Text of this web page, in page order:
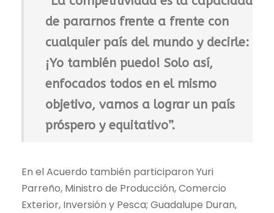
de pararnos frente a frente con
cualquier país del mundo y decirle:
¡Yo también puedo! Solo así,
enfocados todos en el mismo
objetivo, vamos a lograr un país
próspero y equitativo”.
En el Acuerdo también participaron Yuri
Parreño, Ministro de Producción, Comercio
Exterior, Inversión y Pesca; Guadalupe Duran,